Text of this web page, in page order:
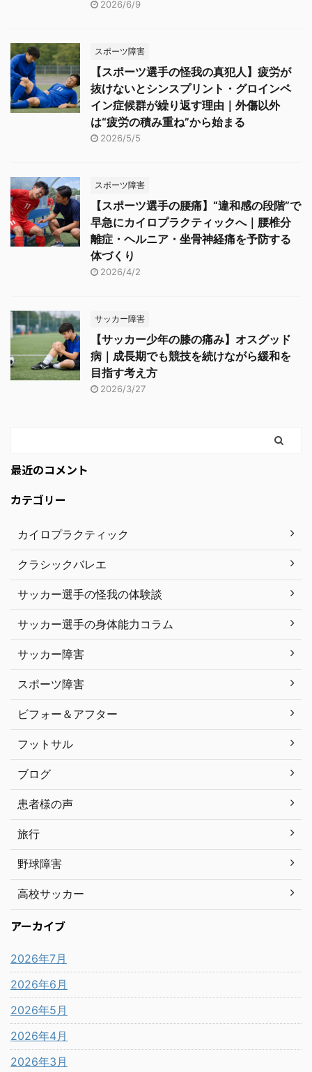
2026/6/9
スポーツ障害
【スポーツ選手の怪我の真犯人】疲労が
抜けないとシンスプリント・グロインペ
イン症候群が繰り返す理由｜外傷以外
は“疲労の積み重ね”から始まる
2026/5/5
スポーツ障害
【スポーツ選手の腰痛】“違和感の段階”で
早急にカイロプラクティックへ｜腰椎分
離症・ヘルニア・坐骨神経痛を予防する
体づくり
2026/4/2
サッカー障害
【サッカー少年の膝の痛み】オスグッド
病｜成長期でも競技を続けながら緩和を
目指す考え方
2026/3/27
最近のコメント
カテゴリー
カイロプラクティック
クラシックバレエ
サッカー選手の怪我の体験談
サッカー選手の身体能力コラム
サッカー障害
スポーツ障害
ビフォー＆アフター
フットサル
ブログ
患者様の声
旅行
野球障害
高校サッカー
アーカイブ
2026年7月
2026年6月
2026年5月
2026年4月
2026年3月